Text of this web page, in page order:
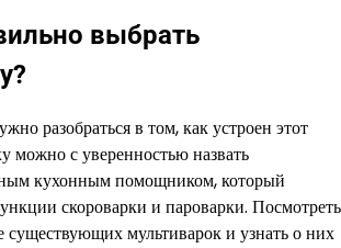
выбрать
разобраться в том, как устроен этот
можно с уверенностью назвать
кухонным помощником, который
скороварки и пароварки. Посмотреть
существующих мультиварок и узнать о них